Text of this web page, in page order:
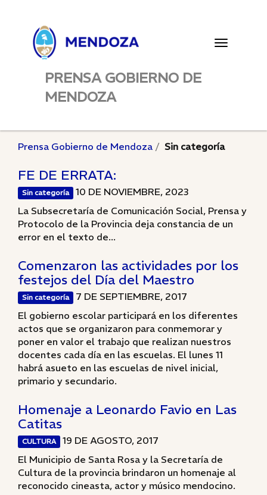
Toggle
PRENSA GOBIERNO DE
MENDOZA
Prensa Gobierno de Mendoza Sin categoría
FE DE ERRATA:
Sin categoría
10 DE NOVIEMBRE, 2023
La Subsecretaría de Comunicación Social, Prensa y
Protocolo de la Provincia deja constancia de un
error en el texto de...
Comenzaron las actividades por los
festejos del Día del Maestro
Sin categoría
7 DE SEPTIEMBRE, 2017
El gobierno escolar participará en los diferentes
actos que se organizaron para conmemorar y
poner en valor el trabajo que realizan nuestros
docentes cada día en las escuelas. El lunes 11
habrá asueto en las escuelas de nivel inicial,
primario y secundario.
Homenaje a Leonardo Favio en Las
Catitas
CULTURA
19 DE AGOSTO, 2017
El Municipio de Santa Rosa y la Secretaría de
Cultura de la provincia brindaron un homenaje al
reconocido cineasta, actor y músico mendocino.